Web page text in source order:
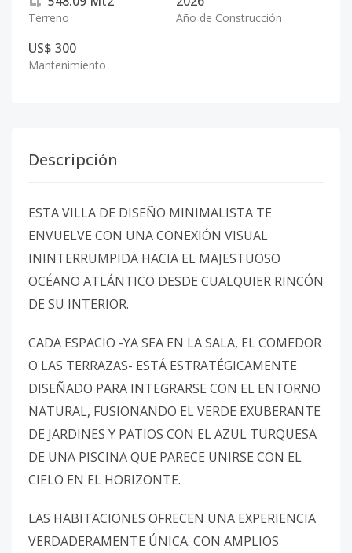
Terreno Año de Construcción
US$ 300
Mantenimiento
Descripción
ESTA VILLA DE DISEÑO MINIMALISTA TE
ENVUELVE CON UNA CONEXIÓN VISUAL
ININTERRUMPIDA HACIA EL MAJESTUOSO
OCÉANO ATLÁNTICO DESDE CUALQUIER RINCÓN
DE SU INTERIOR.
CADA ESPACIO -YA SEA EN LA SALA, EL COMEDOR
O LAS TERRAZAS- ESTÁ ESTRATÉGICAMENTE
DISEÑADO PARA INTEGRARSE CON EL ENTORNO
NATURAL, FUSIONANDO EL VERDE EXUBERANTE
DE JARDINES Y PATIOS CON EL AZUL TURQUESA
DE UNA PISCINA QUE PARECE UNIRSE CON EL
CIELO EN EL HORIZONTE.
LAS HABITACIONES OFRECEN UNA EXPERIENCIA
VERDADERAMENTE ÚNICA. CON AMPLIOS